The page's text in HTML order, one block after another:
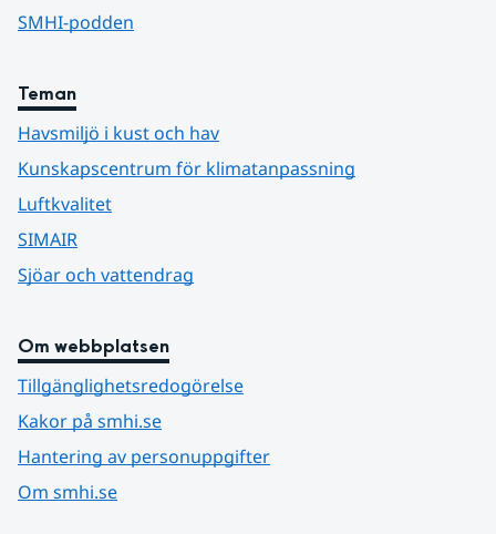
SMHI-podden
Teman
Havsmiljö i kust och hav
Kunskapscentrum för klimatanpassning
Luftkvalitet
SIMAIR
Sjöar och vattendrag
Om webbplatsen
Tillgänglighetsredogörelse
Kakor på smhi.se
Hantering av personuppgifter
Om smhi.se